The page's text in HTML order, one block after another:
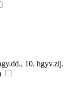
10. hgyv.zlj.